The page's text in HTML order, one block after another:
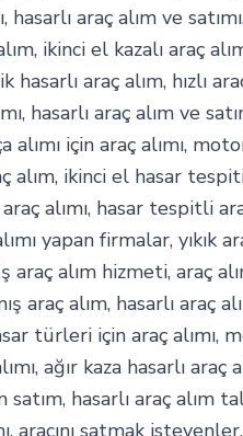
araç alım ve
ikinci el kazalı araç
araç alım, hızlı
hasarlı araç alım ve
alımı için araç alımı,
alım, ikinci el hasar
alımı, hasar tespitli
yapan firmalar, yıkık
alım hizmeti, araç
araç alım, hasarlı araç
türleri için araç alımı,
ağır kaza hasarlı araç
satım, hasarlı araç alım
aracını satmak